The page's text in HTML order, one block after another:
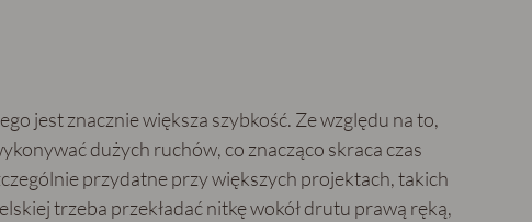
jest znacznie większa szybkość. Ze względu na to,
dużych ruchów, co znacząco skraca czas
przydatne przy większych projektach, takich
trzeba przekładać nitkę wokół drutu prawą ręką,